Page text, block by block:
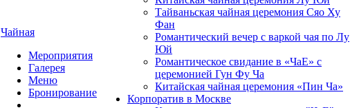
Чайная
Мероприятия
Галерея
Меню
Бронирование
Тайваньская чайная церемония Сяо Ху
Фан
Романтический вечер с варкой чая по Лу
Юй
Романтическое свидание в «ЧаЕ» с
церемонией Гун Фу Ча
Китайская чайная церемония «Пин Ча»
Корпоратив в Москве